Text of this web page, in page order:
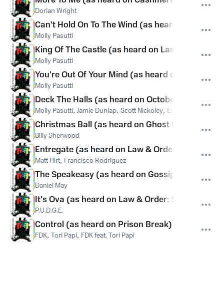
Dorian Wright
Can't Hold On To The Wind (as heard on Las
Molly Pasutti
King Of The Castle (as heard on Las Vegas)
Molly Pasutti
You're Out Of Your Mind (as heard on Law &
Molly Pasutti
Deck The Halls (as heard on October Road)
Molly Pasutti, Jamie Dunlap, Scott Nickoley, Eric Chun
Christmas Ball (as heard on Ghost Whisperer)
Billy Sherwood
Entregate (as heard on Law & Order: CI)
Matt Hirt, Francisco Rodriguez
The Speakeasy (as heard on Gossip Girl)
Daniel May
It's Ova (as heard on Law & Order: SVU)
P.U.D.G.E.
Control (as heard on Prison Break)
FDK, Tori Papi, FDK feat. Tori Papi